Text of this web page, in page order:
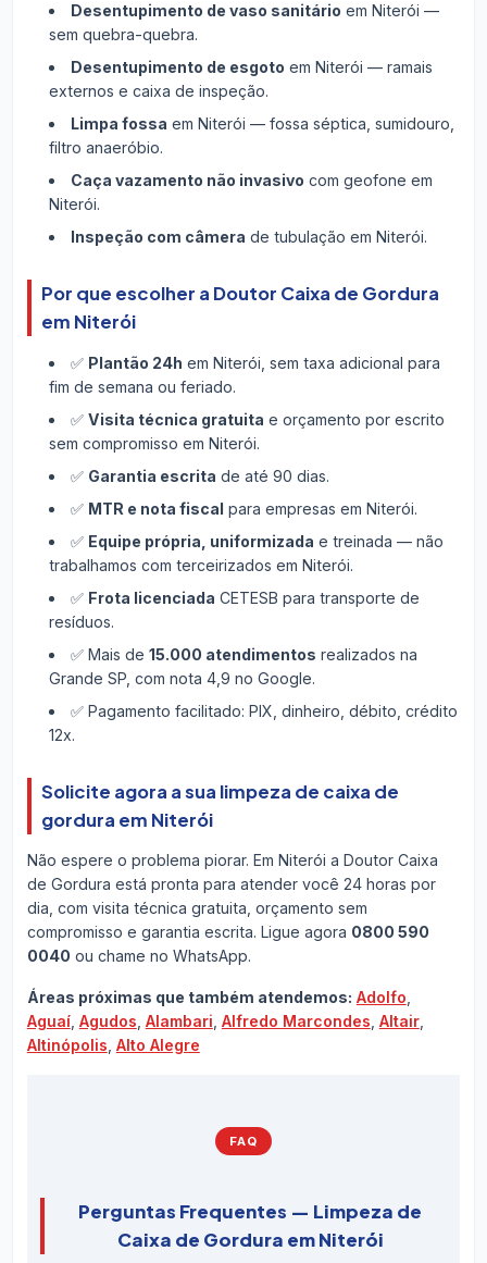
Desentupimento de vaso sanitário em Niterói —
sem quebra-quebra.
Desentupimento de esgoto em Niterói — ramais
externos e caixa de inspeção.
Limpa fossa em Niterói — fossa séptica, sumidouro,
filtro anaeróbio.
Caça vazamento não invasivo com geofone em
Niterói.
Inspeção com câmera de tubulação em Niterói.
Por que escolher a Doutor Caixa de Gordura
em Niterói
✅ Plantão 24h em Niterói, sem taxa adicional para
fim de semana ou feriado.
✅ Visita técnica gratuita e orçamento por escrito
sem compromisso em Niterói.
✅ Garantia escrita de até 90 dias.
✅ MTR e nota fiscal para empresas em Niterói.
✅ Equipe própria, uniformizada e treinada — não
trabalhamos com terceirizados em Niterói.
✅ Frota licenciada CETESB para transporte de
resíduos.
✅ Mais de 15.000 atendimentos realizados na
Grande SP, com nota 4,9 no Google.
✅ Pagamento facilitado: PIX, dinheiro, débito, crédito
12x.
Solicite agora a sua limpeza de caixa de
gordura em Niterói
Não espere o problema piorar. Em Niterói a Doutor Caixa
de Gordura está pronta para atender você 24 horas por
dia, com visita técnica gratuita, orçamento sem
compromisso e garantia escrita. Ligue agora 0800 590
0040 ou chame no WhatsApp.
Áreas próximas que também atendemos: Adolfo
Aguaí, Agudos Alambari Alfredo Marcondes Altair,
Altinópolis Alto Alegre
FAQ
Perguntas Frequentes — Limpeza de
Caixa de Gordura em Niterói